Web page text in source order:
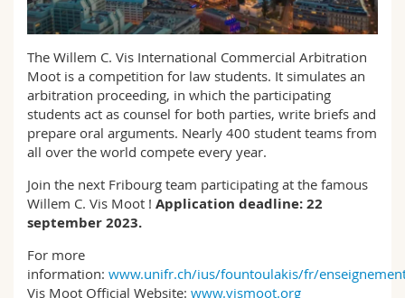
Sciences et médecine
Interfacultaire
Collaborateurs
Doctorants
Webmail
Programme des cours
MyUnifr
The Willem C. Vis International Commercial Arbitration
Moot is a competition for law students. It simulates an
arbitration proceeding, in which the participating
students act as counsel for both parties, write briefs and
prepare oral arguments. Nearly 400 student teams from
all over the world compete every year.
Join the next Fribourg team participating at the famous
Willem C. Vis Moot ! Application deadline: 22
september 2023.
For more
information: www.unifr.ch/ius/fountoulakis/fr/
Vis Moot Official Website: www.vismoot.org